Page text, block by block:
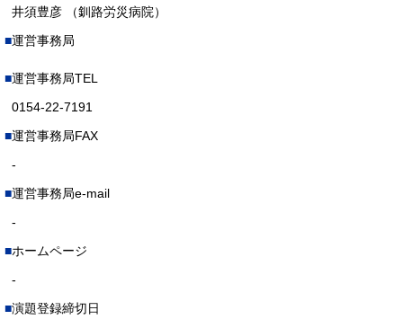
井須豊彦 （釧路労災病院）
運営事務局
運営事務局TEL
0154-22-7191
運営事務局FAX
-
運営事務局e-mail
-
ホームページ
-
演題登録締切日